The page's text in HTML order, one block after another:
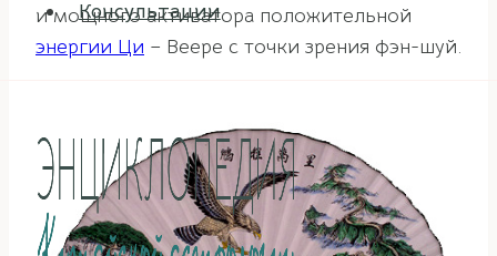
Консультации
и мощного активатора положительной
энергии Ци – Веере с точки зрения фэн-шуй.